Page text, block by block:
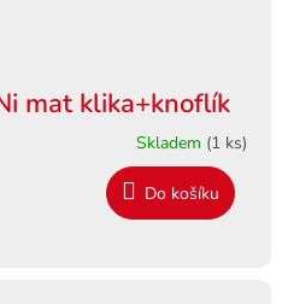
mat klika+knoflík
Skladem (1 ks)
Do košíku